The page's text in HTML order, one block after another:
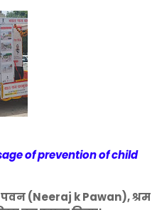
of prevention of child
पवन (Neeraj k Pawan), श्रम